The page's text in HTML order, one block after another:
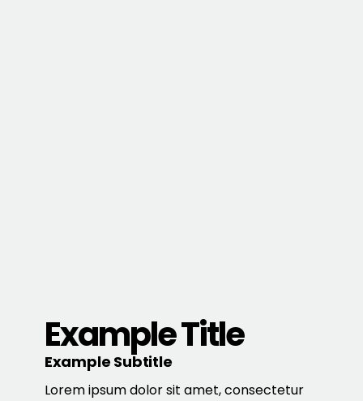
Example Title
Example Subtitle
Lorem ipsum dolor sit amet, consectetur